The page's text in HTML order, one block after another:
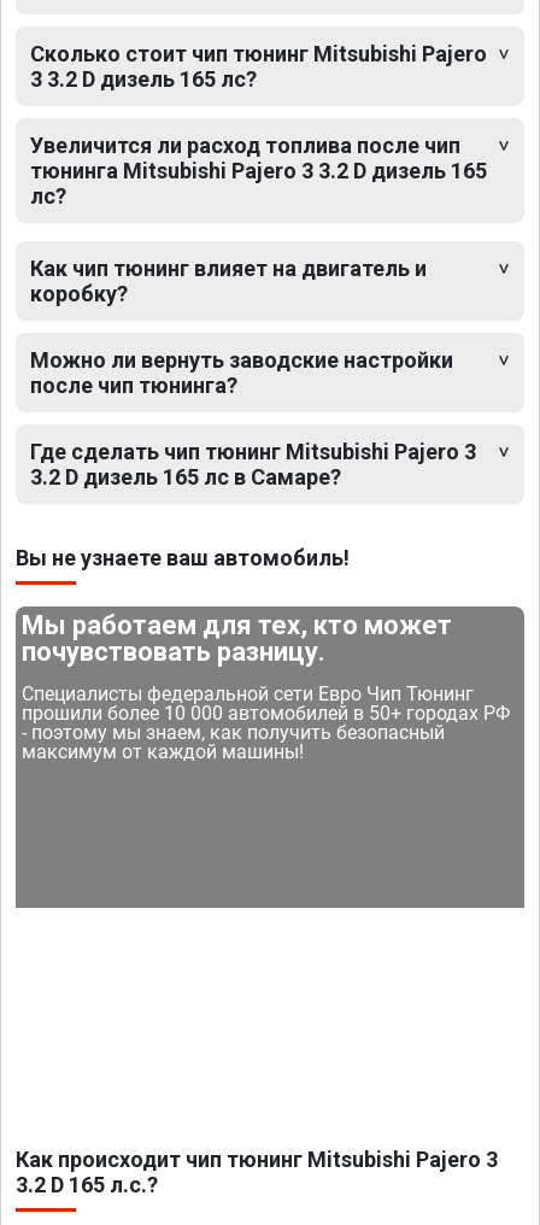
Сколько стоит чип тюнинг Mitsubishi Pajero
3 3.2 D дизель 165 лс?
Увеличится ли расход топлива после чип
тюнинга Mitsubishi Pajero 3 3.2 D дизель 165
лс?
Как чип тюнинг влияет на двигатель и
коробку?
Можно ли вернуть заводские настройки
после чип тюнинга?
Где сделать чип тюнинг Mitsubishi Pajero 3
3.2 D дизель 165 лс в Самаре?
Вы не узнаете ваш автомобиль!
Мы работаем для тех, кто может
почувствовать разницу.
Специалисты федеральной сети Евро Чип Тюнинг
прошили более 10 000 автомобилей в 50+ городах РФ
- поэтому мы знаем, как получить безопасный
максимум от каждой машины!
Как происходит чип тюнинг Mitsubishi Pajero 3
3.2 D 165 л.с.?